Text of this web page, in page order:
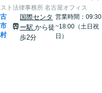
ト法律事務所 名古屋オフィス
国際センタ
ー駅から徒
歩2分
営業時間：09:30
~18:00（土日祝
日）